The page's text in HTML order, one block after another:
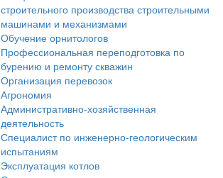
строительного производства строительными
машинами и механизмами
Обучение орнитологов
Профессиональная переподготовка по
бурению и ремонту скважин
Организация перевозок
Агрономия
Административно-хозяйственная
деятельность
Специалист по инженерно-геологическим
испытаниям
Эксплуатация котлов